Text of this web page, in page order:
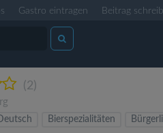
Gastro eintragen Beitrag
(2)
Bierspezialitäten